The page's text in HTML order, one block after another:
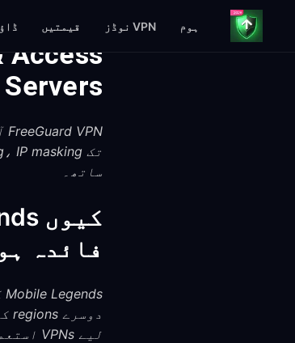
ہوم VPN نوڈز قیمتیں
Access
ساتھ۔
فائدہ
لیے VPNs استعمال کرتے ہیں۔